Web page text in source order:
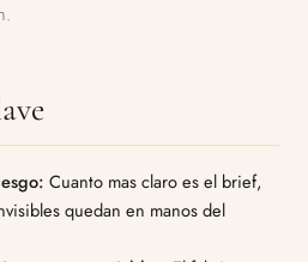
Cuanto mas claro es el brief,
quedan en manos del